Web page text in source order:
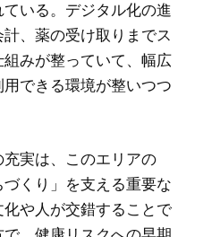
いる。デジタル化の進
、薬の受け取りまでス
みが整っていて、幅広
できる環境が整いつつ
実は、このエリアの
づくり」を支える重要な
や人が交錯することで